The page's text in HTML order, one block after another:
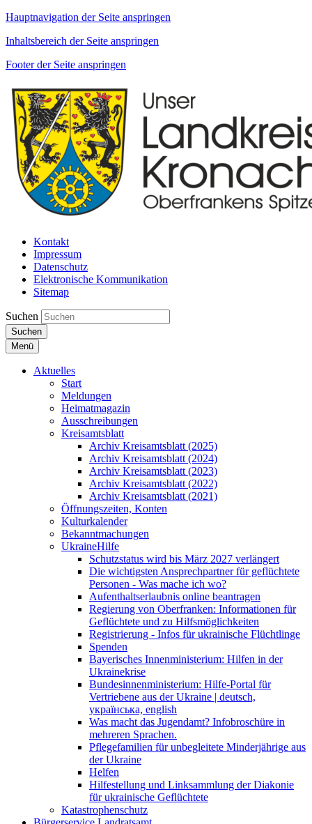
Hauptnavigation der Seite anspringen
Inhaltsbereich der Seite anspringen
Footer der Seite anspringen
Kontakt
Impressum
Datenschutz
Elektronische Kommunikation
Sitemap
Suchen
Suchen
Menü
Aktuelles
Start
Meldungen
Heimatmagazin
Ausschreibungen
Kreisamtsblatt
Archiv Kreisamtsblatt (2025)
Archiv Kreisamtsblatt (2024)
Archiv Kreisamtsblatt (2023)
Archiv Kreisamtsblatt (2022)
Archiv Kreisamtsblatt (2021)
Öffnungszeiten, Konten
Kulturkalender
Bekanntmachungen
UkraineHilfe
Schutzstatus wird bis März 2027 verlängert
Die wichtigsten Ansprechpartner für geflüchtete
Personen - Was mache ich wo?
Aufenthaltserlaubnis online beantragen
Regierung von Oberfranken: Informationen für
Geflüchtete und zu Hilfsmöglichkeiten
Registrierung - Infos für ukrainische Flüchtlinge
Spenden
Bayerisches Innenministerium: Hilfen in der
Ukrainekrise
Bundesinnenministerium: Hilfe-Portal für
Vertriebene aus der Ukraine | deutsch,
українська, english
Was macht das Jugendamt? Infobroschüre in
mehreren Sprachen.
Pflegefamilien für unbegleitete Minderjährige aus
der Ukraine
Helfen
Hilfestellung und Linksammlung der Diakonie
für ukrainische Geflüchtete
Katastrophenschutz